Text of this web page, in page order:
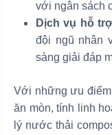
với ngân sách
Dịch vụ hỗ
đội ngũ nhân
sàng giải đáp
Với những ưu
ăn mòn, tính linh
lý nước thải